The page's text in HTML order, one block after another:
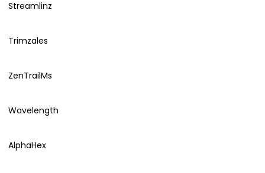
Streamlinz
Trimzales
ZenTrailMs
Wavelength
AlphaHex